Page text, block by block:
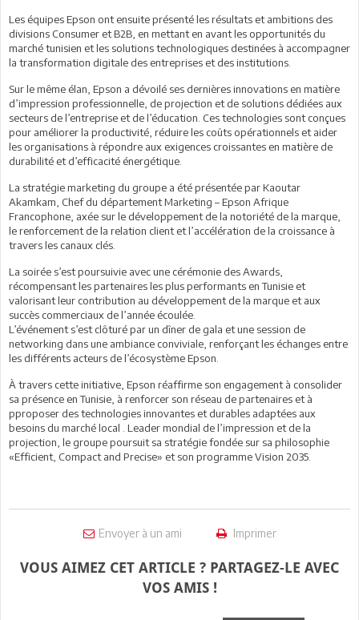
Les équipes Epson ont ensuite présenté les résultats et ambitions des
divisions Consumer et B2B, en mettant en avant les opportunités du
marché tunisien et les solutions technologiques destinées à accompagner
la transformation digitale des entreprises et des institutions.
Sur le même élan, Epson a dévoilé ses dernières innovations en matière
d’impression professionnelle, de projection et de solutions dédiées aux
secteurs de l’entreprise et de l’éducation. Ces technologies sont conçues
pour améliorer la productivité, réduire les coûts opérationnels et aider
les organisations à répondre aux exigences croissantes en matière de
durabilité et d’efficacité énergétique.
La stratégie marketing du groupe a été présentée par Kaoutar
Akamkam, Chef du département Marketing – Epson Afrique
Francophone, axée sur le développement de la notoriété de la marque,
le renforcement de la relation client et l’accélération de la croissance à
travers les canaux clés.
La soirée s’est poursuivie avec une cérémonie des Awards,
récompensant les partenaires les plus performants en Tunisie et
valorisant leur contribution au développement de la marque et aux
succès commerciaux de l’année écoulée.
L’événement s’est clôturé par un dîner de gala et une session de
networking dans une ambiance conviviale, renforçant les échanges entre
les différents acteurs de l’écosystème Epson.
À travers cette initiative, Epson réaffirme son engagement à consolider
sa présence en Tunisie, à renforcer son réseau de partenaires et à
pproposer des technologies innovantes et durables adaptées aux
besoins du marché local . Leader mondial de l’impression et de la
projection, le groupe poursuit sa stratégie fondée sur sa philosophie
«Efficient, Compact and Precise» et son programme Vision 2035.
Envoyer à un ami Imprimer
VOUS AIMEZ CET ARTICLE ? PARTAGEZ-LE AVEC
VOS AMIS !